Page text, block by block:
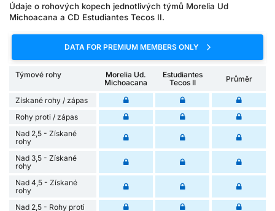
Údaje o rohových kopech jednotlivých týmů Morelia Ud
Michoacana a CD Estudiantes Tecos II.
DATA FOR PREMIUM MEMBERS ONLY
Týmové rohy
Morelia Ud.
Michoacana
Estudiantes
Tecos II
Průměr
Získané rohy / zápas
Rohy proti / zápas
Nad 2,5 - Získané
rohy
Nad 3,5 - Získané
rohy
Nad 4,5 - Získané
rohy
Nad 2,5 - Rohy proti